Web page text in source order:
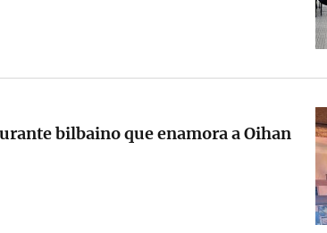
bilbaino que enamora a Oihan